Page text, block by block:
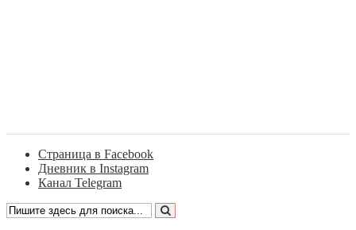
Страница в Facebook
Дневник в Instagram
Канал Telegram